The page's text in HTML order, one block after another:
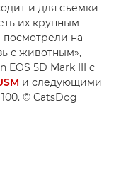
и для съемки
их крупным
на
с животным», —
EOS 5D Mark III с
и следующими
© CatsDog